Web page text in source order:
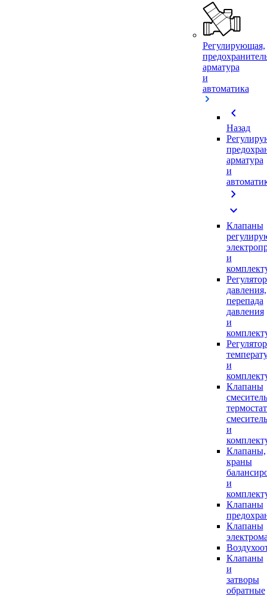
Регулирующая,
арматура
и
автоматика
chevron_left
Назад
арматура
и
chevron_right
expand_more
Клапаны
и
давления,
перепада
давления
и
и
Клапаны
и
Клапаны,
краны
и
Клапаны
Клапаны
Клапаны
и
затворы
обратные